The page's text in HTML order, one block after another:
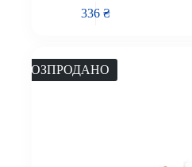
336₴
РОЗПРОДАНО